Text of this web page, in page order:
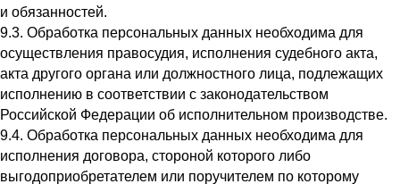
и обязанностей.
9.3. Обработка персональных данных необходима для
осуществления правосудия, исполнения судебного акта,
акта другого органа или должностного лица, подлежащих
исполнению в соответствии с законодательством
Российской Федерации об исполнительном производстве.
9.4. Обработка персональных данных необходима для
исполнения договора, стороной которого либо
выгодоприобретателем или поручителем по которому